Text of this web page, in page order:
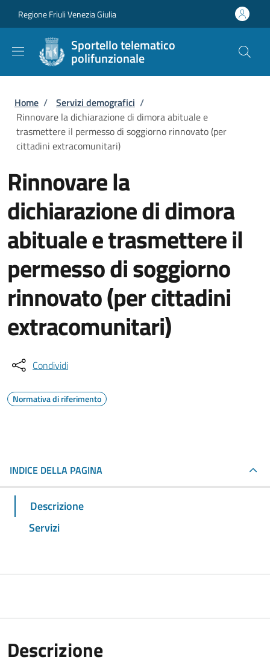
Regione Friuli Venezia Giulia
Sportello telematico
polifunzionale
Briciole di pane
Home / Servizi demografici /
Rinnovare la dichiarazione di dimora abituale e
trasmettere il permesso di soggiorno rinnovato (per
cittadini extracomunitari)
Rinnovare la
dichiarazione di dimora
abituale e trasmettere il
permesso di soggiorno
rinnovato (per cittadini
extracomunitari)
Condividi
Normativa di riferimento
INDICE DELLA PAGINA
Descrizione
Servizi
Descrizione